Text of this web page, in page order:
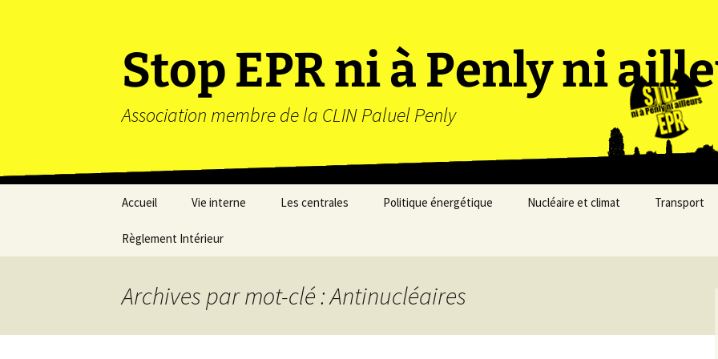
Stop EPR ni à Penly ni
Association membre de la CLIN Paluel Penly
Accueil Vie interne
Activités du Collectif
Activités à la CLIN76
SENPNA
Les centrales Politique énergétique
nucléaires
Nucléaire et climat Transport
Règlement Intérieur
Archives par mot-clé : Antinucléaires